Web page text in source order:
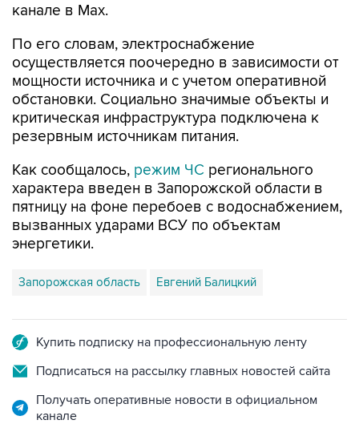
По его словам, электроснабжение
мощности источника и с учетом оперативной
обстановки. Социально значимые объекты и
критическая инфраструктура подключена к
резервным источникам питания.
Как сообщалось,режим ЧСрегионального
пятницу на фоне перебоев с водоснабжением,
вызванных ударами ВСУ по объектам
энергетики.
Запорожская область
Подписаться на рассылку главных новостей сайта
Получать оперативные новости в официальном
канале